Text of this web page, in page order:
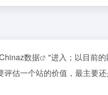
数据
"进入；以目前
估一个站的价值，最主要